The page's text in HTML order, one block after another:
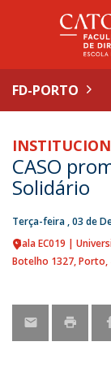
FD-PORTO
CASO
Solidário
Terça-feira , 03 de
Sala EC019 |
Botelho 1327 Porto